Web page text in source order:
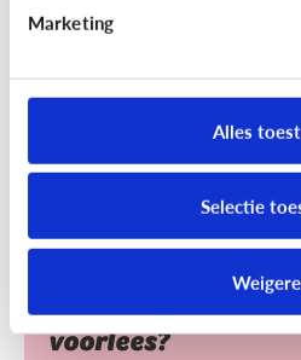
Marketing
Alles
Selectie
hen makkelijker?
Heeft het nut dat
voorlees?